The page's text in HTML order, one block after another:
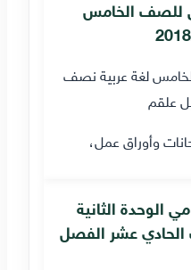
للصف الخامس
لغة عربية نصف
علقم
وأوراق عمل،
لغة عربية1 يومي الوحدة الثانية
الحادي عشر الفصل